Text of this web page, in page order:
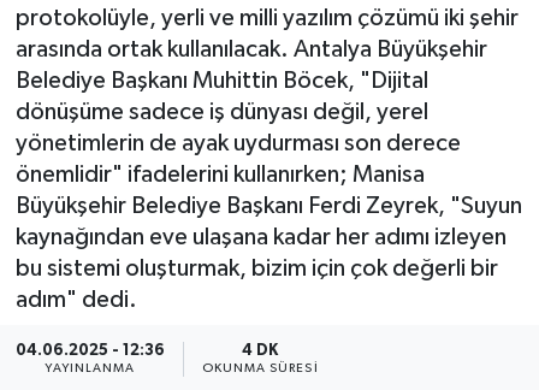
protokolüyle, yerli ve milli yazılım çözümü iki şehir
arasında ortak kullanılacak. Antalya Büyükşehir
Belediye Başkanı Muhittin Böcek, "Dijital
dönüşüme sadece iş dünyası değil, yerel
yönetimlerin de ayak uydurması son derece
önemlidir" ifadelerini kullanırken; Manisa
Büyükşehir Belediye Başkanı Ferdi Zeyrek, "Suyun
kaynağından eve ulaşana kadar her adımı izleyen
bu sistemi oluşturmak, bizim için çok değerli bir
adım" dedi.
04.06.2025 - 12:36
YAYINLANMA
4 DK
OKUNMA SÜRESI